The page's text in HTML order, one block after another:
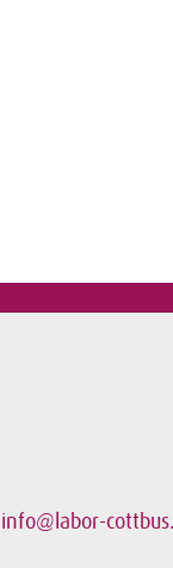
info@labor-